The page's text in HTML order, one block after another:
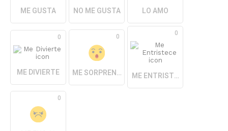
ME GUSTA NO ME GUSTA LO AMO
0
ME DIVIERTE
0
ME SORPRENDE
0
ME ENTRISTECE
0